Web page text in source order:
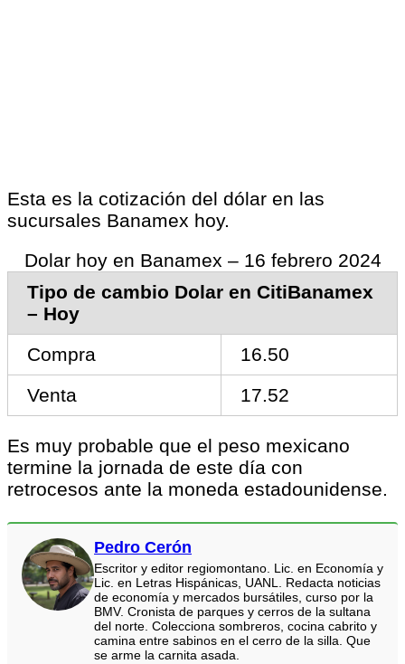
Esta es la cotización del dólar en las
sucursales Banamex hoy.
Dolar hoy en Banamex – 16 febrero 2024
Tipo de cambio Dolar en CitiBanamex
– Hoy
Compra
16.50
Venta
17.52
Es muy probable que el peso mexicano
termine la jornada de este día con
retrocesos ante la moneda estadounidense.
Pedro Cerón
Escritor y editor regiomontano. Lic. en Economía y
Lic. en Letras Hispánicas, UANL. Redacta noticias
de economía y mercados bursátiles, curso por la
BMV. Cronista de parques y cerros de la sultana
del norte. Colecciona sombreros, cocina cabrito y
camina entre sabinos en el cerro de la silla. Que
se arme la carnita asada.